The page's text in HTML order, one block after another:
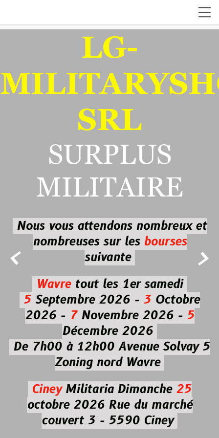
 
LG-
SRL
SURPLUS
MILITAIRE
Nous vous attendons nombreux et
nombreuses sur les bourses
suivante
Wavretout les 1er samedi
5Septembre 2026 - 3Octobre
2026 -7Novembre 2026 - 5
Décembre 2026
De 7h00 à 12h00 Avenue Solvay 5
Zoning nord Wavre
CineyMilitaria Dimanche 25
octobre 2026Rue du marché
couvert 3 - 5590 Ciney